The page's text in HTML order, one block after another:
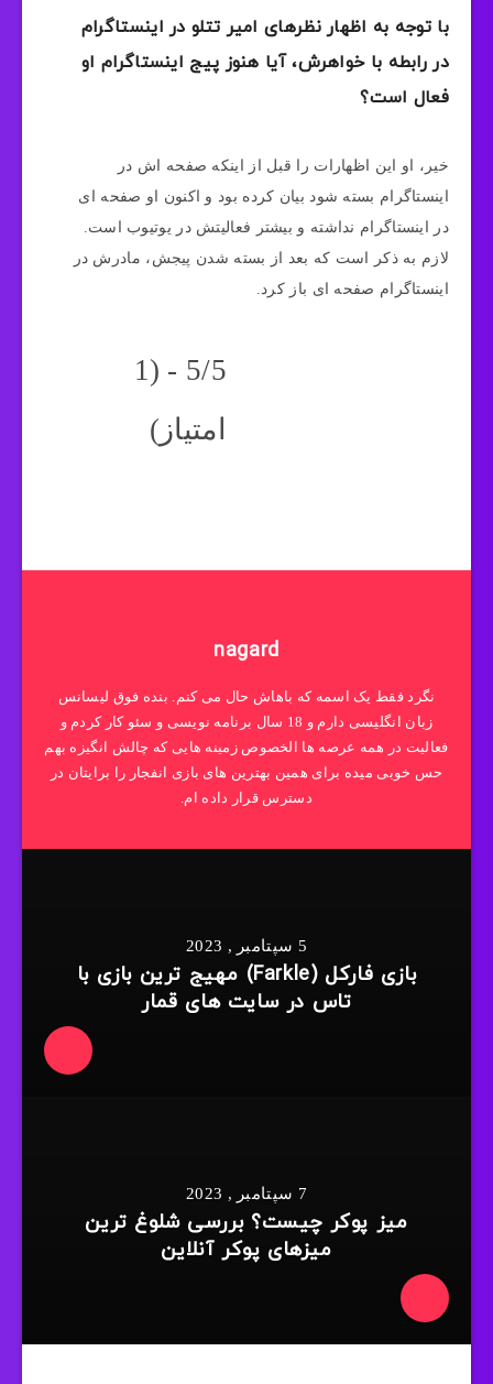
با توجه به اظهار نظرهای امیر تتلو در اینستاگرام
در رابطه با خواهرش، آیا هنوز پیج اینستاگرام او
فعال است؟
خیر، او این اظهارات را قبل از اینکه صفحه اش در
اینستاگرام بسته شود بیان کرده بود و اکنون او صفحه ای
در اینستاگرام نداشته و بیشتر فعالیتش در یوتیوب است.
لازم به ذکر است که بعد از بسته شدن پیجش، مادرش در
اینستاگرام صفحه ای باز کرد.
5/5 - (1
امتیاز)
nagard
نگرد فقط یک اسمه که باهاش حال می کنم. بنده فوق لیسانس
زبان انگلیسی دارم و 18 سال برنامه نویسی و سئو کار کردم و
فعالیت در همه عرصه ها الخصوص زمینه هایی که چالش انگیزه بهم
حس خوبی میده برای همین بهترین های بازی انفجار را برایتان در
دسترس قرار داده ام.
5 سپتامبر , 2023
بازی فارکل (Farkle) مهیج ترین بازی با
تاس در سایت های قمار
7 سپتامبر , 2023
میز پوکر چیست؟ بررسی شلوغ ترین
میزهای پوکر آنلاین